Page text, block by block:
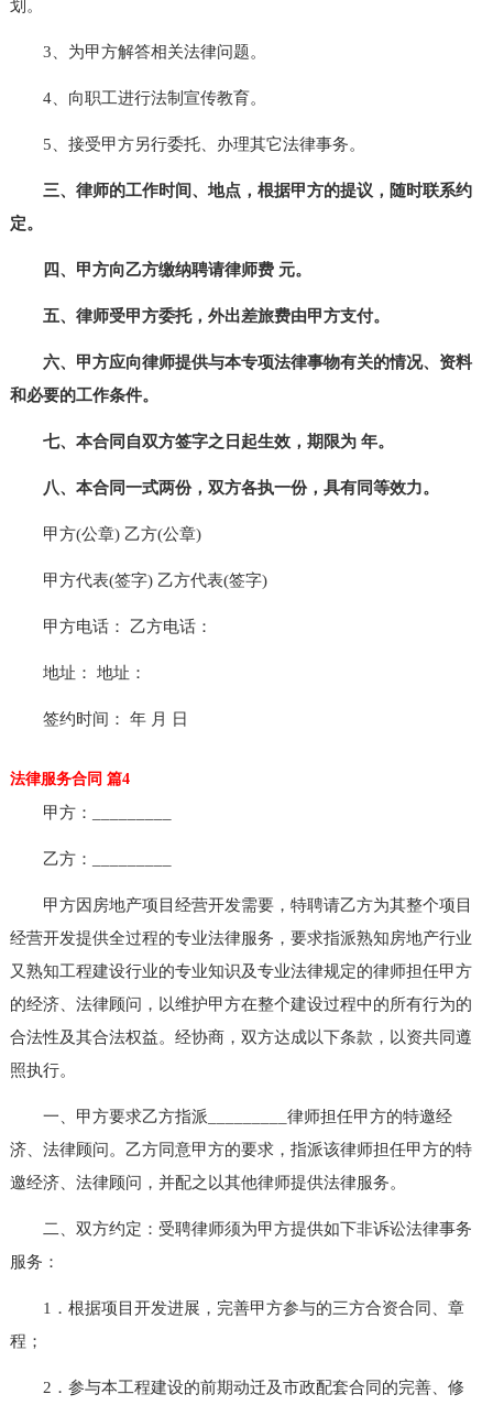
划。
3、为甲方解答相关法律问题。
4、向职工进行法制宣传教育。
5、接受甲方另行委托、办理其它法律事务。
三、律师的工作时间、地点，根据甲方的提议，随时联系约
定。
四、甲方向乙方缴纳聘请律师费 元。
五、律师受甲方委托，外出差旅费由甲方支付。
六、甲方应向律师提供与本专项法律事物有关的情况、资料
和必要的工作条件。
七、本合同自双方签字之日起生效，期限为 年。
八、本合同一式两份，双方各执一份，具有同等效力。
甲方(公章) 乙方(公章)
甲方代表(签字) 乙方代表(签字)
甲方电话： 乙方电话：
地址： 地址：
签约时间： 年 月 日
法律服务合同 篇4
甲方：_________
乙方：_________
甲方因房地产项目经营开发需要，特聘请乙方为其整个项目
经营开发提供全过程的专业法律服务，要求指派熟知房地产行业
又熟知工程建设行业的专业知识及专业法律规定的律师担任甲方
的经济、法律顾问，以维护甲方在整个建设过程中的所有行为的
合法性及其合法权益。经协商，双方达成以下条款，以资共同遵
照执行。
一、甲方要求乙方指派_________律师担任甲方的特邀经
济、法律顾问。乙方同意甲方的要求，指派该律师担任甲方的特
邀经济、法律顾问，并配之以其他律师提供法律服务。
二、双方约定：受聘律师须为甲方提供如下非诉讼法律事务
服务：
1．根据项目开发进展，完善甲方参与的三方合资合同、章
程；
2．参与本工程建设的前期动迁及市政配套合同的完善、修